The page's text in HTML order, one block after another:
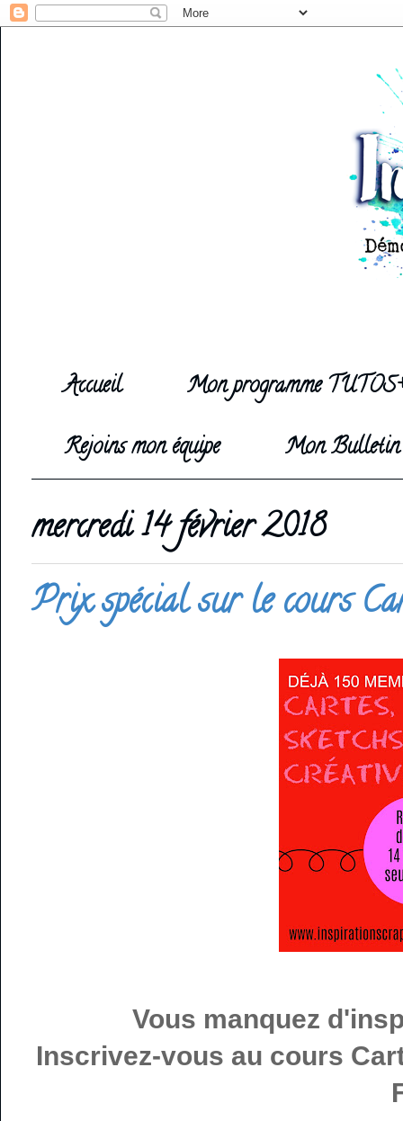
Accueil
Mon programme
Rejoins mon équipe
Mon
mercredi 14 février 2018
Prix spécial sur le cours
Vous manquez
Inscrivez-vous au cours